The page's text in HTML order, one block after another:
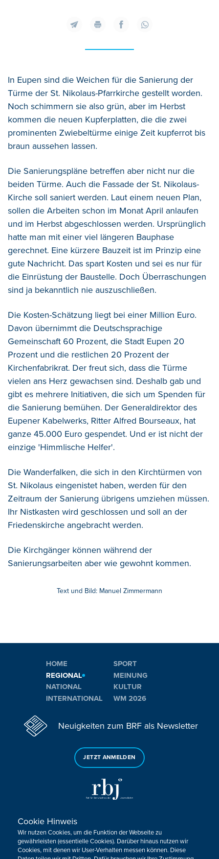
In Eupen sind die Weichen für die Sanierung der
Türme der St. Nikolaus-Pfarrkirche gestellt worden.
Noch schimmern sie also grün, aber im Herbst
kommen die neuen Kupferplatten, die die zwei
prominenten Zwiebeltürme einige Zeit kupferrot bis
braun aussehen lassen.
Die Sanierungspläne betreffen aber nicht nur die
beiden Türme. Auch die Fassade der St. Nikolaus-
Kirche soll saniert werden. Laut einem neuen Plan,
sollen die Arbeiten schon im Monat April anlaufen
und im Herbst abgeschlossen werden. Ursprünglich
hatte man mit einer viel längeren Bauphase
gerechnet. Eine kürzere Bauzeit ist im Prinzip eine
gute Nachricht. Das spart Kosten und sei es nur für
die Einrüstung der Baustelle. Doch Überraschungen
sind ja bekanntlich nie auszuschließen.
Die Kosten-Schätzung liegt bei einer Million Euro.
Davon übernimmt die Deutschsprachige
Gemeinschaft 60 Prozent, die Stadt Eupen 20
Prozent und die restlichen 20 Prozent der
Kirchenfabrikrat. Der freut sich, dass die Türme
vielen ans Herz gewachsen sind. Deshalb gab und
gibt es mehrere Initiativen, die sich um Spenden für
die Sanierung bemühen. Der Generaldirektor des
Eupener Kabelwerks, Ritter Alfred Bourseaux, hat
ganze 45.000 Euro gespendet. Und er ist nicht der
einzige 'Himmlische Helfer'.
Die Wanderfalken, die sich in den Kirchtürmen von
St. Nikolaus eingenistet haben, werden für den
Zeitraum der Sanierung übrigens umziehen müssen.
Ihr Nistkasten wird geschlossen und soll an der
Friedenskirche angebracht werden.
Die Kirchgänger können während der
Sanierungsarbeiten aber wie gewohnt kommen.
Text und Bild: Manuel Zimmermann
HOME
REGIONAL
NATIONAL
INTERNATIONAL
SPORT
MEINUNG
KULTUR
WM 2026
Neuigkeiten zum BRF als Newsletter
JETZT ANMELDEN
Sie haben noch Fragen oder Anmerkungen?
KONTAKTIEREN SIE UNS!
Cookie Hinweis
Wir nutzen Cookies, um die Funktion der Webseite zu
gewährleisten (essentielle Cookies). Darüber hinaus nutzen wir
Cookies, mit denen wir User-Verhalten messen können. Diese